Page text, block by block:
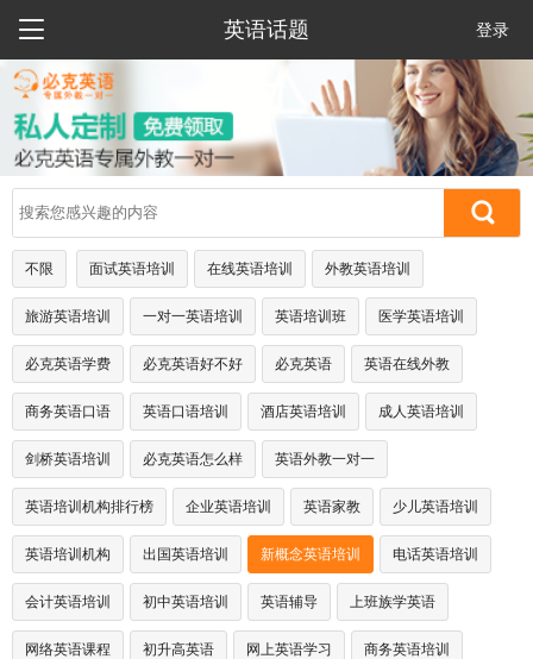
 英语话题 登录
不限 面试英语培训 在线英语培训 外教英语培训
旅游英语培训 一对一英语培训 英语培训班 医学英语培训
必克英语学费 必克英语好不好 必克英语 英语在线外教
商务英语口语 英语口语培训 酒店英语培训 成人英语培训
剑桥英语培训 必克英语怎么样 英语外教一对一
英语培训机构排行榜 企业英语培训 英语家教 少儿英语培训
英语培训机构 出国英语培训 新概念英语培训 电话英语培训
会计英语培训 初中英语培训 英语辅导 上班族学英语
网络英语课程 初升高英语 网上英语学习 商务英语培训